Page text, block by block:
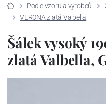
Podle vzoru a výrobců
VERONA zlatá Valbella
Šálek vysoký
zlatá Valbella,